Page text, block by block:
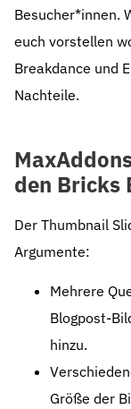
Besucher*innen.
euch vorstellen
Breakdance und
Nachteile.
den Bricks
Der Thumbnail
Argumente:
Mehrere
Blogpost-
hinzu.
Größe der